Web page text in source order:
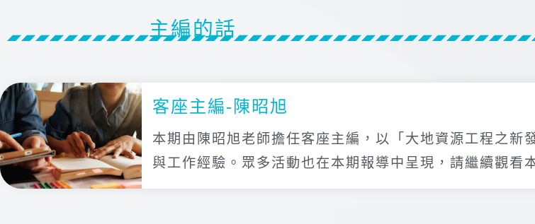
主編的話
客座主編-陳昭旭
本期由陳昭旭老師擔任客座主編，以「大地資源工程之
與工作經驗。眾多活動也在本期報導中呈現，請繼續觀看